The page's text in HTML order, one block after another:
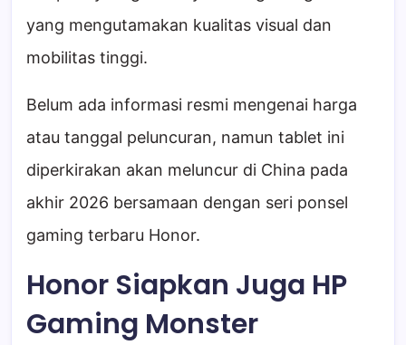
yang mengutamakan kualitas visual dan
mobilitas tinggi.
Belum ada informasi resmi mengenai harga
atau tanggal peluncuran, namun tablet ini
diperkirakan akan meluncur di China pada
akhir 2026 bersamaan dengan seri ponsel
gaming terbaru Honor.
Honor Siapkan Juga HP
Gaming Monster